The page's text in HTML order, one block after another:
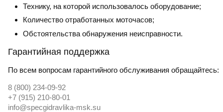
Технику, на которой использовалось оборудование;
Количество отработанных моточасов;
Обстоятельства обнаружения неисправности.
Гарантийная поддержка
По всем вопросам гарантийного обслуживания обращайтесь:
8 (800) 234-09-92
+7 (915) 210-80-01
info@specgidravlika-msk.su